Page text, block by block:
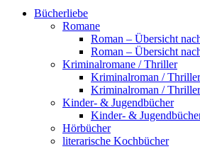
Bücherliebe
Romane
Roman – Übersicht
Roman – Übersicht
Kriminalromane / Thriller
Kriminalroman /
Kriminalroman /
Kinder- & Jugendbücher
Kinder- &
Hörbücher
literarische Kochbücher